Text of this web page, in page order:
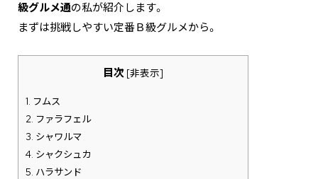
級グルメ通の私が紹介します。
まずは挑戦しやすい定番Ｂ級グルメから。
目次 [非表示]
1. フムス
2. ファラフェル
3. シャワルマ
4. シャクシュカ
5. ハラサンド